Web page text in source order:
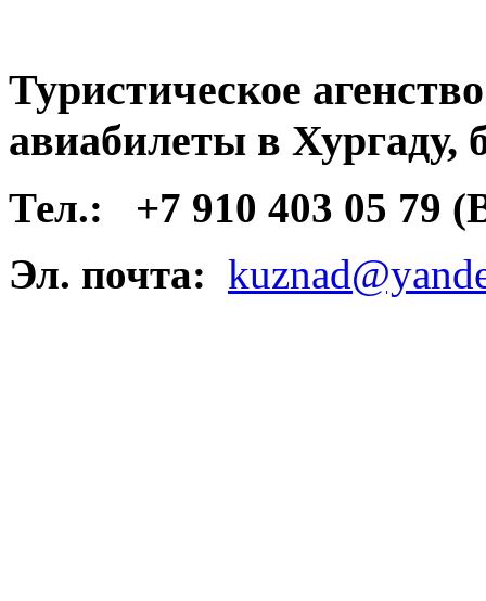
Туристическое
авиабилеты в Хургаду,
Тел.:
+7 910 403 05 79
Эл. почта: